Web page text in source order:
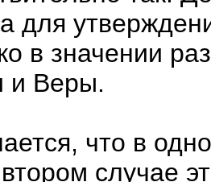
для
в значении
и Веры.
что в
случае